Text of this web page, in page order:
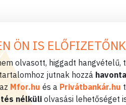
ÖN IS
olvasott, higgadt hangvételű,
tartalomhoz jutnak hozzá
Mfor.hu és a Privátbankár.hu
nélküliolvasási lehetőséget